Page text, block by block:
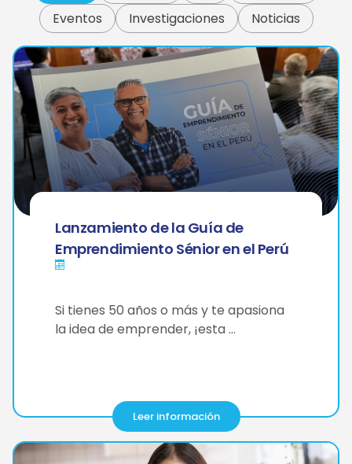
Eventos
Investigaciones Noticias
Lanzamiento de la Guía de
Emprendimiento Sénior en el Perú
Si tienes 50 años o más y te apasiona
la idea de emprender, ¡esta …
Leer información